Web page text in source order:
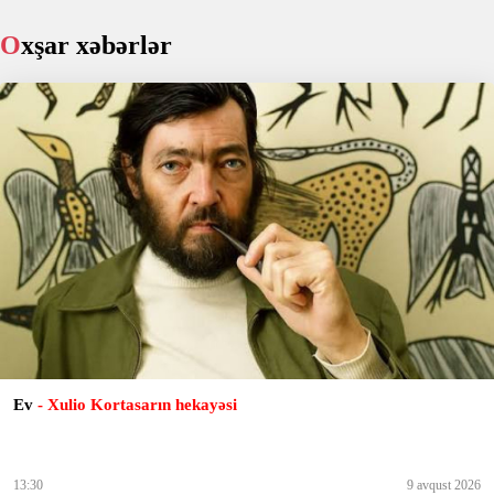
Oxşar xəbərlər
Ev - Xulio Kortasarın hekayəsi
13:30 9 avqust 2026